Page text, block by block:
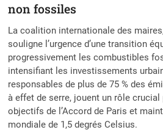
non fossiles
La coalition internationale des
souligne l’urgence d’une transition
progressivement les combustibles
intensifiant les investissements
responsables de plus de 75 % des
à effet de serre, jouent un rôle
objectifs de l’Accord de Paris et
mondiale de 1,5 degrés Celsius.